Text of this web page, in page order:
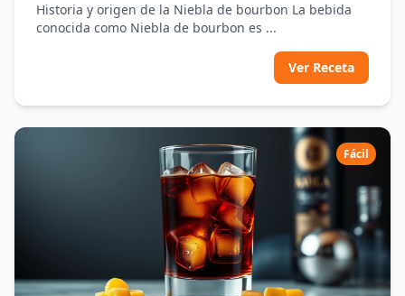
Historia y origen de la Niebla de bourbon La bebida
conocida como Niebla de bourbon es ...
Ver Receta
Fácil